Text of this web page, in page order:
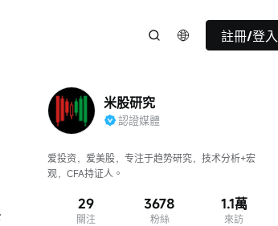
註冊/登入
米股研究
認證媒體
爱投资，爱美股，专注于趋势研究，技术分析+宏
观，CFA持证人。
29
關注
3678
粉絲
1.1萬
來訪